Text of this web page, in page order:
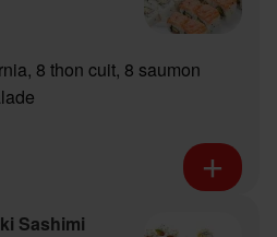
8 thon cuit, 8 saumon
Sashimi